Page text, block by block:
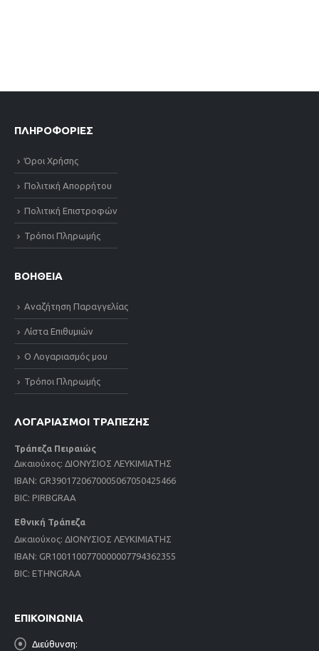
ΠΛΗΡΟΦΟΡΙΕΣ
Όροι Χρήσης
Πολιτική Απορρήτου
Πολιτική Επιστροφών
Τρόποι Πληρωμής
ΒΟΗΘΕΙΑ
Αναζήτηση Παραγγελίας
Λίστα Επιθυμιών
Ο Λογαριασμός μου
Τρόποι Πληρωμής
ΛΟΓΑΡΙΑΣΜΟΙ ΤΡΑΠΕΖΗΣ
Τράπεζα Πειραιώς
Δικαιούχος: ΔΙΟΝΥΣΙΟΣ ΛΕΥΚΙΜΙΑΤΗΣ
IBAN: GR3901720670005067050425466
BIC: PIRBGRAA
Εθνική Τράπεζα
Δικαιούχος: ΔΙΟΝΥΣΙΟΣ ΛΕΥΚΙΜΙΑΤΗΣ
IBAN: GR1001100770000007794362355
BIC: ETHNGRAA
ΕΠΙΚΟΙΝΩΝΙΑ
Διεύθυνση: